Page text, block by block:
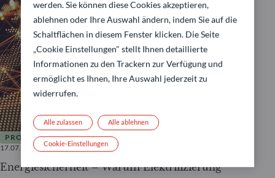
PRODUKTE
17.07.2026
3minuten
Energiesicherheit – Warum Elektrifizierung
werden. Sie können diese Cookies akzeptieren,
ablehnen oder Ihre Auswahl ändern, indem Sie auf die
Schaltflächen in diesem Fenster klicken. Die Seite
„Cookie Einstellungen" stellt Ihnen detaillierte
Informationen zu den Trackern zur Verfügung und
ermöglicht es Ihnen, Ihre Auswahl jederzeit zu
widerrufen.
Alle ablehnen
Alle zulassen
Cookie-Einstellungen